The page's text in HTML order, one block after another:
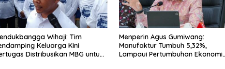
Wihaji: Tim
Keluarga Kini
Distribusikan MBG untuk
Menperin Agus Gumiwang:
Manufaktur Tumbuh 5,32%,
Lampaui Pertumbuhan Ekonomi